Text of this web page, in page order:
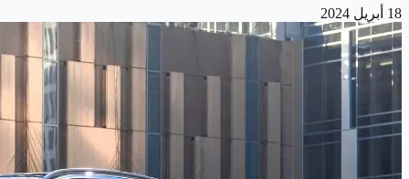
18 أبريل 2024